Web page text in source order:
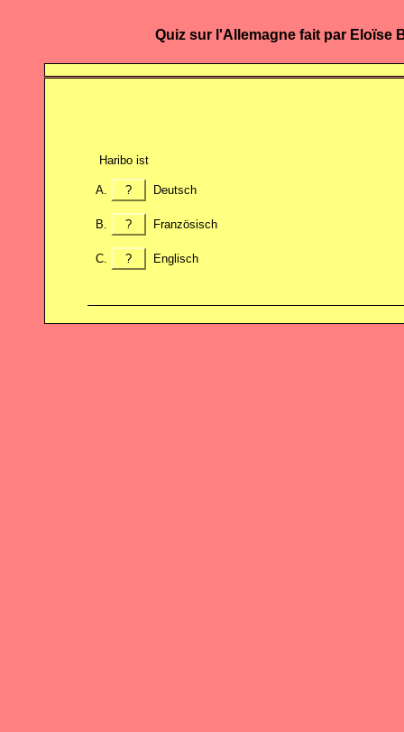
Quiz sur l'Allemagne fait par Eloïse
Haribo ist
? Deutsch
? Französisch
? Englisch